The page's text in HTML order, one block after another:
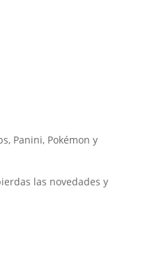
Panini, Pokémon y
las novedades y